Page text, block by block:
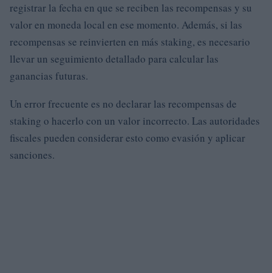
registrar la fecha en que se reciben las recompensas y su
valor en moneda local en ese momento. Además, si las
recompensas se reinvierten en más staking, es necesario
llevar un seguimiento detallado para calcular las
ganancias futuras.
Un error frecuente es no declarar las recompensas de
staking o hacerlo con un valor incorrecto. Las autoridades
fiscales pueden considerar esto como evasión y aplicar
sanciones.